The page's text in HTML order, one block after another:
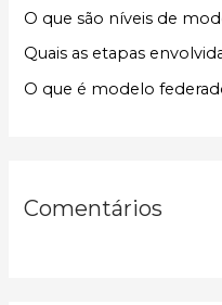
r
p
o
O que são níveis de
Quais as etapas
O que é modelo
Comentários